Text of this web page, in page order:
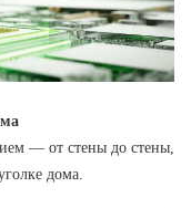
— от стены до стены,
дома.